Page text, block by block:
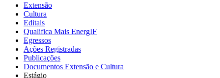
Extensão
Cultura
Editais
Qualifica Mais EnergIF
Egressos
Ações Registradas
Publicações
Documentos Extensão e Cultura
Estágio